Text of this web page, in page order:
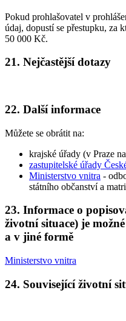
Pokud prohlašovatel v
údaj, dopustí se přestupku, za
50 000 Kč.
21. Nejčastější dotazy
22. Další informace
Můžete se obrátit na:
krajské úřady (v Praze
zastupitelské úřady
Ministerstvo vnitra -
státního občanství a
23. Informace o
životní situace) je
a v jiné formě
Ministerstvo vnitra
24. Související životní